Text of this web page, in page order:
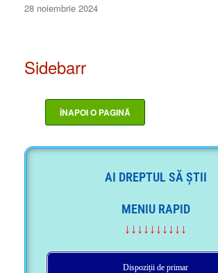
28 noiembrie 2024
Sidebarr
AI DREPTUL SĂ ȘTII
MENIU RAPID
↓↓↓↓↓↓↓↓↓↓
Dispoziții de primar